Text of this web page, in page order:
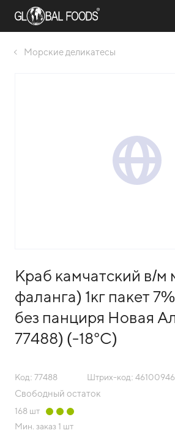
Морские деликатесы
Краб камчатский в/м
фаланга) 1кг пакет
без панциря Новая
77488) (-18°С)
Код: 77488 Штрих-код:
Свободный остаток
168 шт
Мин. заказ 1 шт